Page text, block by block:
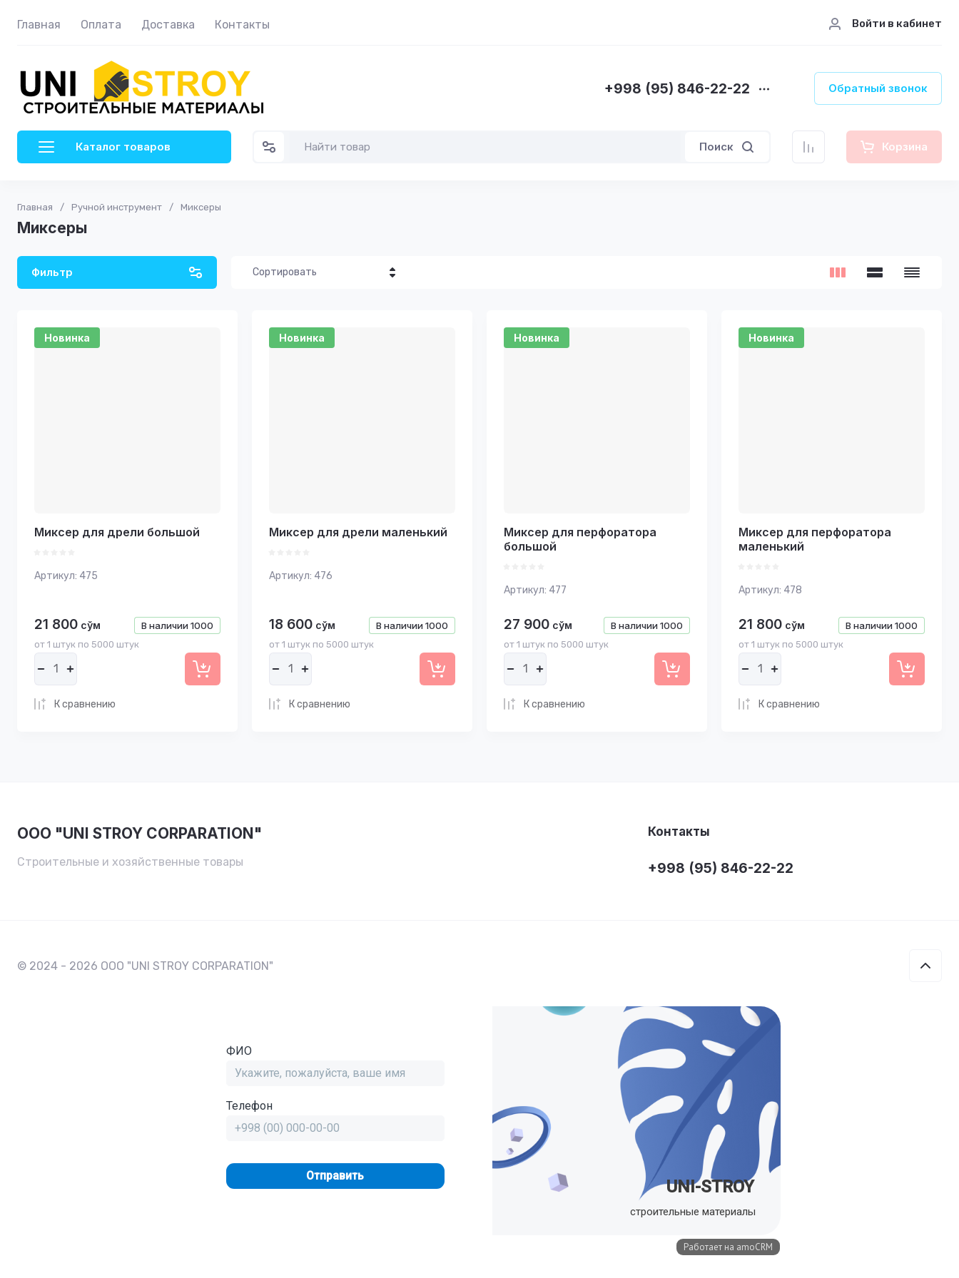
Главная Оплата Доставка Контакты Войти в кабинет
+998 (95) 846-22-22 Обратный звонок
Каталог товаров Поиск Корзина
Главная / Ручной инструмент / Миксеры
Миксеры
Фильтр Сортировать
Цена - возрастание
Новинка
Миксер для дрели большой
Артикул: 475
В наличии 1000
21 800 сўм
от 1 штук по 5000 штук
К сравнению
Новинка
Миксер для дрели маленький
Артикул: 476
В наличии 1000
18 600 сўм
от 1 штук по 5000 штук
К сравнению
Новинка
Миксер для перфоратора
большой
Артикул: 477
В наличии 1000
27 900 сўм
от 1 штук по 5000 штук
К сравнению
Новинка
Миксер для перфоратора
маленький
Артикул: 478
В наличии 1000
21 800 сўм
от 1 штук по 5000 штук
К сравнению
OOO "UNI STROY CORPARATION"
Строительные и хозяйственные товары
Контакты
+998 (95) 846-22-22
© 2024 - 2026 OOO "UNI STROY CORPARATION"